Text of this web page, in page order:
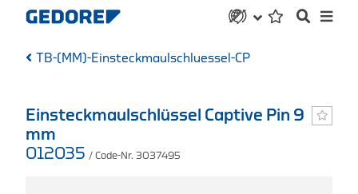
TB-(MM)-Einsteckmaulschluessel-CP
Einsteckmaulschlüssel Captive Pin 9
mm
012035 / Code-Nr. 3037495